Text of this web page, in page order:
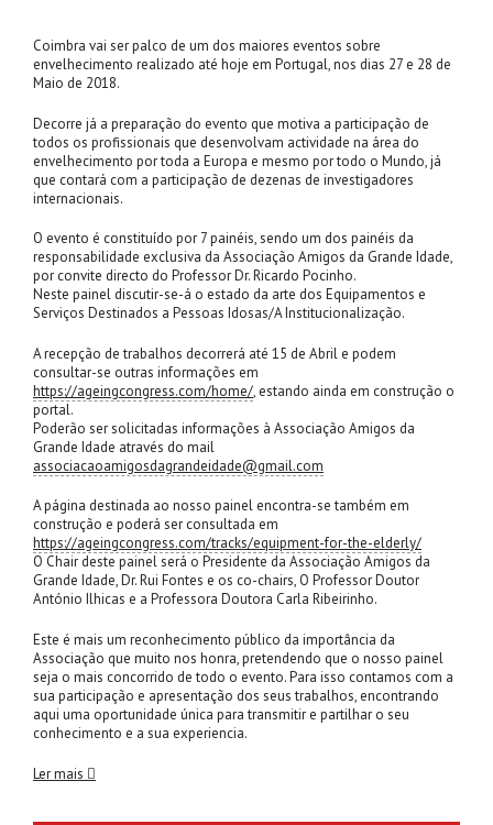
Coimbra vai ser palco de um dos maiores eventos sobre
envelhecimento realizado até hoje em Portugal, nos dias 27 e 28 de
Maio de 2018.
Decorre já a preparação do evento que motiva a participação de
todos os profissionais que desenvolvam actividade na área do
envelhecimento por toda a Europa e mesmo por todo o Mundo, já
que contará com a participação de dezenas de investigadores
internacionais.
O evento é constituído por 7 painéis, sendo um dos painéis da
responsabilidade exclusiva da Associação Amigos da Grande Idade,
por convite directo do Professor Dr. Ricardo Pocinho.
Neste painel discutir-se-á o estado da arte dos Equipamentos e
Serviços Destinados a Pessoas Idosas/A Institucionalização.
A recepção de trabalhos decorrerá até 15 de Abril e podem
consultar-se outras informações em
https://ageingcongress.com/home/, estando ainda em construção o
portal.
Poderão ser solicitadas informações à Associação Amigos da
Grande Idade através do mail
associacaoamigosdagrandeidade@gmail.com
A página destinada ao nosso painel encontra-se também em
construção e poderá ser consultada em
https://ageingcongress.com/tracks/equipment-for-the-elderly/
O Chair deste painel será o Presidente da Associação Amigos da
Grande Idade, Dr. Rui Fontes e os co-chairs, O Professor Doutor
António Ilhicas e a Professora Doutora Carla Ribeirinho.
Este é mais um reconhecimento público da importância da
Associação que muito nos honra, pretendendo que o nosso painel
seja o mais concorrido de todo o evento. Para isso contamos com a
sua participação e apresentação dos seus trabalhos, encontrando
aqui uma oportunidade única para transmitir e partilhar o seu
conhecimento e a sua experiencia.
Ler mais